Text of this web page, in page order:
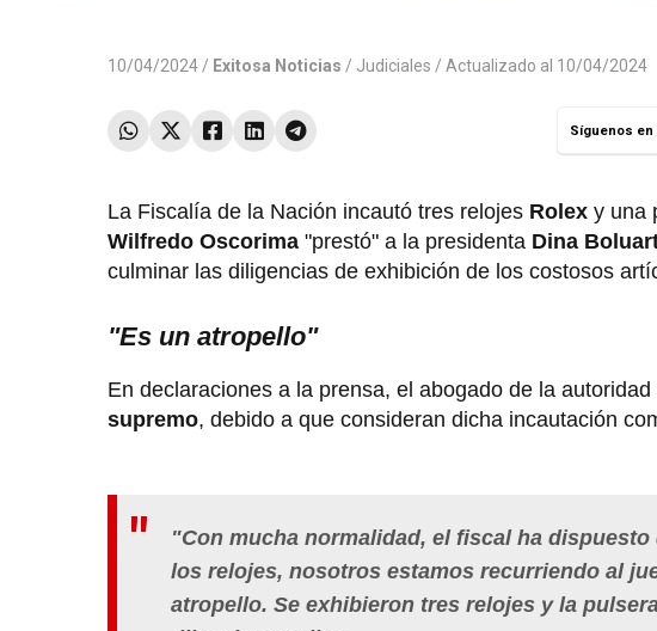
10/04/2024 / Exitosa Noticias / Judiciales / Actualizado al 10/04/2024
Síguenos en
La Fiscalía de la Nación incautó tres relojes Rolex y una
Wilfredo Oscorima "prestó" a la presidenta Dina
culminar las diligencias de exhibición de los costosos
"Es un atropello"
En declaraciones a la prensa, el abogado de la
supremo, debido a que consideran dicha incautación
"Con mucha normalidad, el fiscal ha
los relojes, nosotros estamos recurriendo al
atropello. Se exhibieron tres relojes y la